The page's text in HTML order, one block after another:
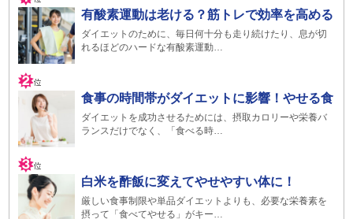
有酸素運動は老ける？筋トレで効率を高める
ダイエットのために、毎日何十分も走り続けたり、息が切
れるほどのハードな有酸素運動…
食事の時間帯がダイエットに影響！やせる食
ダイエットを成功させるためには、摂取カロリーや栄養バ
ランスだけでなく、「食べる時…
白米を酢飯に変えてやせやすい体に！
厳しい食事制限や単品ダイエットよりも、必要な栄養素を
摂って「食べてやせる」がキー…